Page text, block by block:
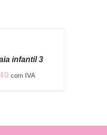
infantil 3
Price
€6,49
com IVA